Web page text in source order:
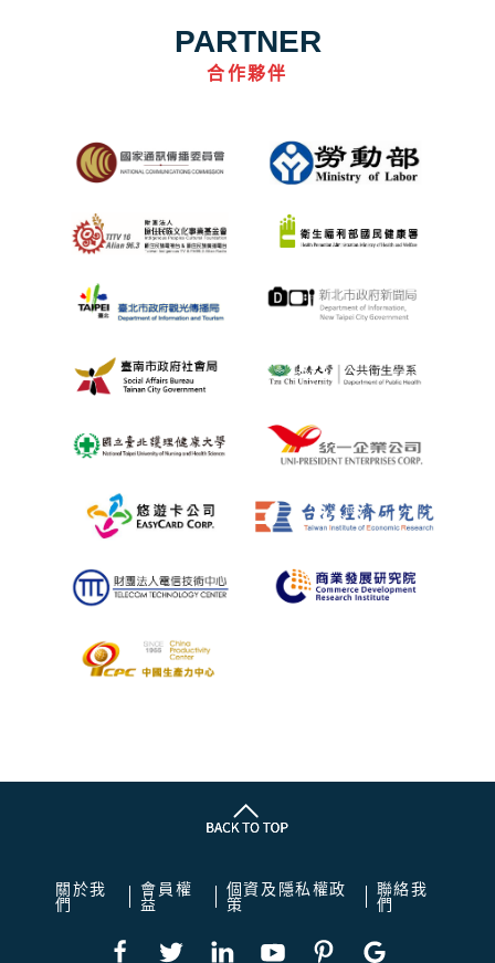
PARTNER
合作夥伴
關於我
們
會員權
益
個資及隱私權政
策
聯絡我
們